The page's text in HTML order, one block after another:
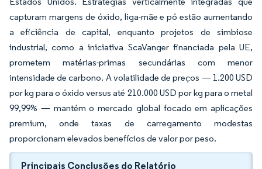
capturam margens de óxido, liga-mãe e pó estão aumentando
a eficiência de capital, enquanto projetos de simbiose
industrial, como a iniciativa ScaVanger financiada pela UE,
prometem matérias-primas secundárias com menor
intensidade de carbono. A volatilidade de preços — 1.200 USD
por kg para o óxido versus até 210.000 USD por kg para o metal
99,99% — mantém o mercado global focado em aplicações
premium, onde taxas de carregamento modestas
proporcionam elevados benefícios de valor por peso.
Principais Conclusões do Relatório